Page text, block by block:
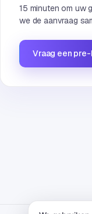
15 minuten om uw
we de aanvraag
Vraag een